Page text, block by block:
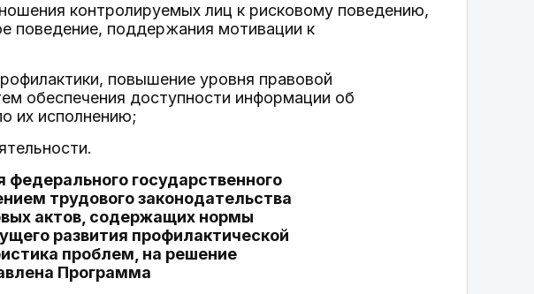
контролируемых лиц к рисковому поведению,
поведение, поддержания мотивации к
повышение уровня правовой
обеспечения доступности информации об
их исполнению;
федерального государственного
трудового законодательства
актов, содержащих нормы
развития профилактической
проблем, на решение
Программа